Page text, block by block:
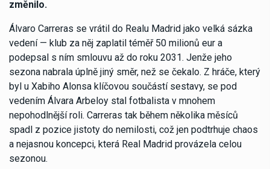
změnilo.
Álvaro Carreras se vrátil do Realu Madrid jako velká sázka
vedení — klub za něj zaplatil téměř 50 milionů eur a
podepsal s ním smlouvu až do roku 2031. Jenže jeho
sezona nabrala úplně jiný směr, než se čekalo. Z hráče, který
byl u Xabiho Alonsa klíčovou součástí sestavy, se pod
vedením Álvara Arbeloy stal fotbalista v mnohem
nepohodlnější roli. Carreras tak během několika měsíců
spadl z pozice jistoty do nemilosti, což jen podtrhuje chaos
a nejasnou koncepci, která Real Madrid provázela celou
sezonou.